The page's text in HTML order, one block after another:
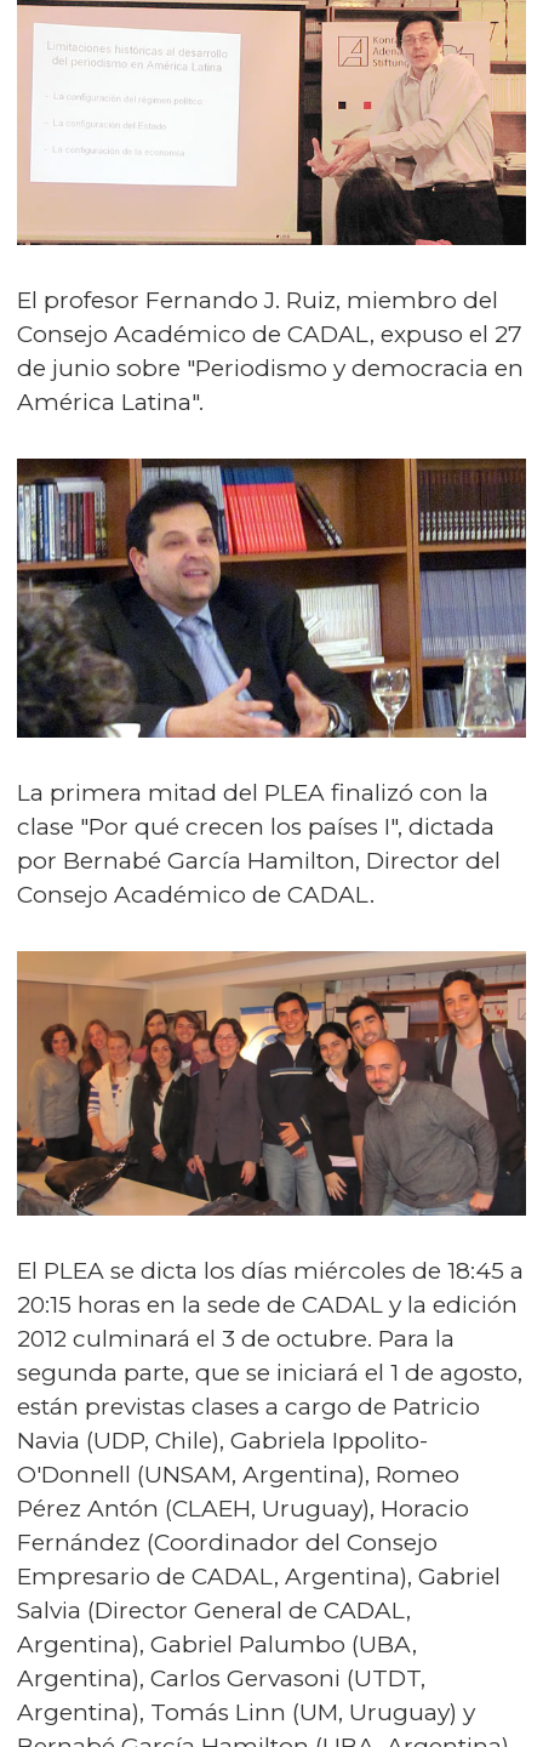
El profesor Fernando J. Ruiz, miembro del
Consejo Académico de CADAL, expuso el 27
de junio sobre "Periodismo y democracia en
América Latina".
La primera mitad del PLEA finalizó con la
clase "Por qué crecen los países I", dictada
por Bernabé García Hamilton, Director del
Consejo Académico de CADAL.
El PLEA se dicta los días miércoles de 18:45 a
20:15 horas en la sede de CADAL y la edición
2012 culminará el 3 de octubre. Para la
segunda parte, que se iniciará el 1 de agosto,
están previstas clases a cargo de Patricio
Navia (UDP, Chile), Gabriela Ippolito-
O'Donnell (UNSAM, Argentina), Romeo
Pérez Antón (CLAEH, Uruguay), Horacio
Fernández (Coordinador del Consejo
Empresario de CADAL, Argentina), Gabriel
Salvia (Director General de CADAL,
Argentina), Gabriel Palumbo (UBA,
Argentina), Carlos Gervasoni (UTDT,
Argentina), Tomás Linn (UM, Uruguay) y